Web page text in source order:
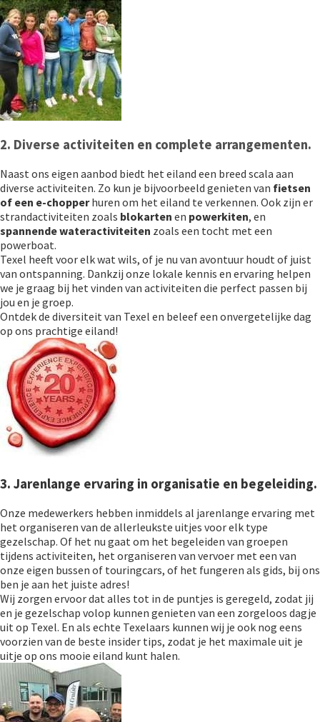
2. Diverse activiteiten en complete arrangementen.
Naast ons eigen aanbod biedt het eiland een breed scala aan
diverse activiteiten. Zo kun je bijvoorbeeld genieten van fietsen
of een e-chopperhuren om het eiland te verkennen. Ook zijn er
strandactiviteiten zoals blokarten en powerkiten, en
spannende wateractiviteiten zoals een tocht met een
powerboat.
Texel heeft voor elk wat wils, of je nu van avontuur houdt of juist
van ontspanning. Dankzij onze lokale kennis en ervaring helpen
we je graag bij het vinden van activiteiten die perfect passen bij
jou en je groep.
Ontdek de diversiteit van Texel en beleef een onvergetelijke dag
op ons prachtige eiland!
3. Jarenlange ervaring in organisatie en begeleiding.
Onze medewerkers hebben inmiddels al jarenlange ervaring met
het organiseren van de allerleukste uitjes voor elk type
gezelschap. Of het nu gaat om het begeleiden van groepen
tijdens activiteiten, het organiseren van vervoer met een van
onze eigen bussen of touringcars, of het fungeren als gids, bij ons
ben je aan het juiste adres!
Wij zorgen ervoor dat alles tot in de puntjes is geregeld, zodat jij
en je gezelschap volop kunnen genieten van een zorgeloos dagje
uit op Texel. En als echte Texelaars kunnen wij je ook nog eens
voorzien van de beste insider tips, zodat je het maximale uit je
uitje op ons mooie eiland kunt halen.